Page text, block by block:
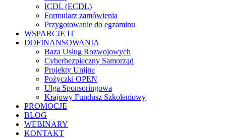
ICDL (ECDL)
Formularz zamówienia
Przygotowanie do egzaminu
WSPARCIE IT
DOFINANSOWANIA
Baza Usług Rozwojowych
Cyberbezpieczny Samorząd
Projekty Unijne
Pożyczki OPEN
Ulga Sponsoringowa
Krajowy Fundusz Szkoleniowy
PROMOCJE
BLOG
WEBINARY
KONTAKT